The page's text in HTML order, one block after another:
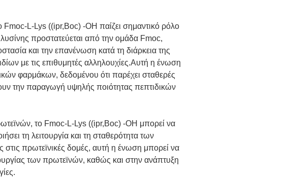
L-Lys ((ipr,Boc) -OH παίζει σημαντικό ρόλο
προστατεύεται από την ομάδα Fmoc,
και την επανένωση κατά τη διάρκεια της
με τις επιθυμητές αλληλουχίες.Αυτή η ένωση
φαρμάκων, δεδομένου ότι παρέχει σταθερές
την παραγωγή υψηλής ποιότητας πεπτιδικών
το Fmoc-L-Lys ((ipr,Boc) -OH μπορεί να
τη λειτουργία και τη σταθερότητα των
πρωτεϊνικές δομές, αυτή η ένωση μπορεί να
των πρωτεϊνών, καθώς και στην ανάπτυξη